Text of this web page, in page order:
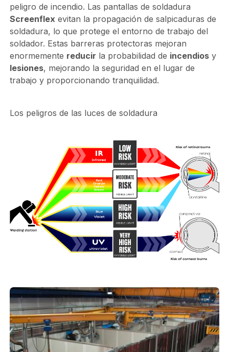
peligro de incendio. Las pantallas de soldadura
Screenflex evitan la propagación de salpicaduras de
soldadura, lo que protege el entorno de trabajo del
soldador. Estas barreras protectoras mejoran
enormemente reducir la probabilidad de incendiosy
lesiones, mejorando la seguridad en el lugar de
trabajo y proporcionando tranquilidad.
Los peligros de las luces de soldadura